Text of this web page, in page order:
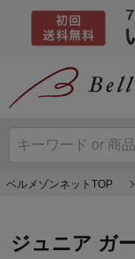
ベルメゾンネットTOP
ジュニア ガ